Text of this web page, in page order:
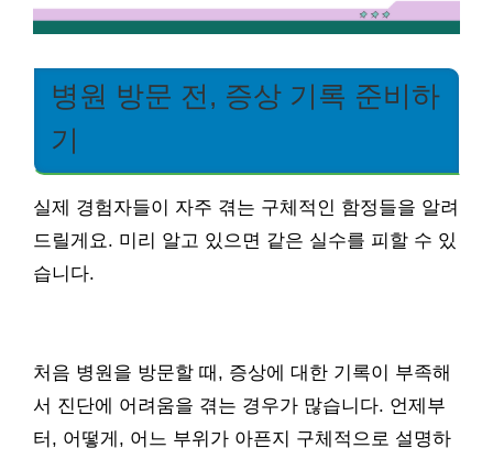
병원 방문 전, 증상 기록 준비하
기
실제 경험자들이 자주 겪는 구체적인 함정들을 알려
드릴게요. 미리 알고 있으면 같은 실수를 피할 수 있
습니다.
처음 병원을 방문할 때, 증상에 대한 기록이 부족해
서 진단에 어려움을 겪는 경우가 많습니다. 언제부
터, 어떻게, 어느 부위가 아픈지 구체적으로 설명하